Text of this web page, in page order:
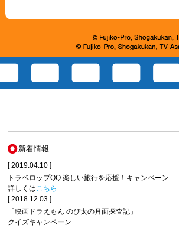
新着情報
[ 2019.04.10 ]
トラベロップQQ 楽しい旅行を応援！キャンペーン
詳しくはこちら
[ 2018.12.03 ]
「映画ドラえもん のび太の月面探査記」
クイズキャンペーン